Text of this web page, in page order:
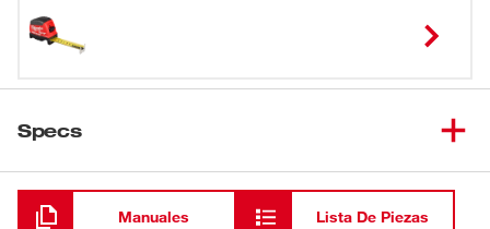
Specs
Cargando
Manuales Lista De Piezas